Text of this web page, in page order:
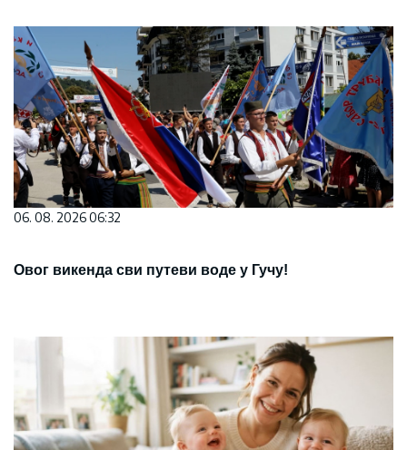
06. 08. 2026 06:32
Овог викенда сви путеви воде у Гучу!